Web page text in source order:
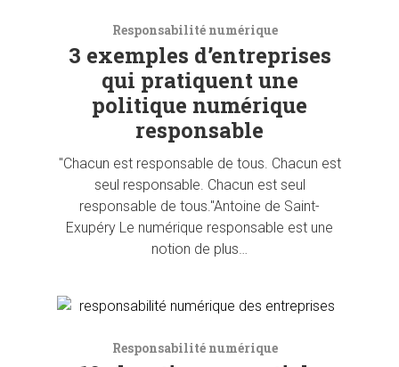
Responsabilité numérique
3 exemples d’entreprises
qui pratiquent une
politique numérique
responsable
"Chacun est responsable de tous. Chacun est
seul responsable. Chacun est seul
responsable de tous."Antoine de Saint-
Exupéry Le numérique responsable est une
notion de plus…
Responsabilité numérique